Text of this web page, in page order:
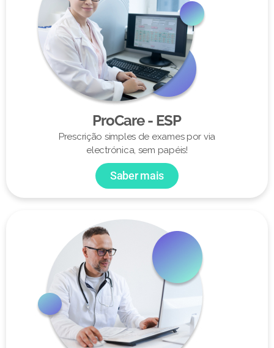
ProCare - ESP
Prescrição simples de exames por via
electrónica, sem papéis!
Saber mais